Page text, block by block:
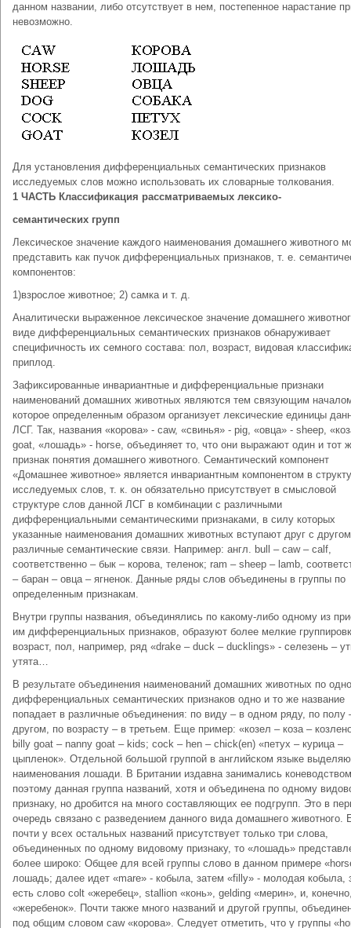
данном названии, либо отсутствует в нем, постепенное нарастание
невозможно.
Для установления дифференциальных семантических признаков
исследуемых слов можно использовать их словарные толкования.
1 ЧАСТЬ Классификация рассматриваемых лексико-
семантических групп
Лексическое значение каждого наименования домашнего животного
представить как пучок дифференциальных признаков, т. е.
компонентов:
1)взрослое животное; 2) самка и т. д.
Аналитически выраженное лексическое значение домашнего
виде дифференциальных семантических признаков обнаруживает
специфичность их семного состава: пол, возраст, видовая
приплод.
Зафиксированные инвариантные и дифференциальные признаки
наименований домашних животных являются тем связующим
которое определенным образом организует лексические единицы
ЛСГ. Так, названия «корова» - caw, «свинья» - pig, «овца» - sheep,
goat, «лошадь» - horse, объединяет то, что они выражают один и тот
признак понятия домашнего животного. Семантический компонент
«Домашнее животное» является инвариантным компонентом в
исследуемых слов, т. к. он обязательно присутствует в смысловой
структуре слов данной ЛСГ в комбинации с различными
дифференциальными семантическими признаками, в силу которых
указанные наименования домашних животных вступают друг с
различные семантические связи. Например: англ. bull – caw – calf,
соответственно – бык – корова, теленок; ram – sheep – lamb,
– баран – овца – ягненок. Данные ряды слов объединены в группы по
определенным признакам.
Внутри группы названия, объединялись по какому-либо одному из
им дифференциальных признаков, образуют более мелкие
возраст, пол, например, ряд «drake – duck – ducklings» - селезень –
утята…
В результате объединения наименований домашних животных по
дифференциальных семантических признаков одно и то же название
попадает в различные объединения: по виду – в одном ряду, по полу
другом, по возрасту – в третьем. Еще пример: «козел – коза –
billy goat – nanny goat – kids; cock – hen – chick(en) «петух – курица –
цыпленок». Отдельной большой группой в английском языке
наименования лошади. В Британии издавна занимались
поэтому данная группа названий, хотя и объединена по одному
признаку, но дробится на много составляющих ее подгрупп. Это в
очередь связано с разведением данного вида домашнего животного.
почти у всех остальных названий присутствует только три слова,
объединенных по одному видовому признаку, то «лошадь»
более широко: Общее для всей группы слово в данном примере
лошадь; далее идет «mare» - кобыла, затем «filly» - молодая кобыла,
есть слово colt «жеребец», stallion «конь», gelding «мерин», и,
«жеребенок». Почти также много названий и другой группы,
под общим словом caw «корова». Следует отметить, что у группы